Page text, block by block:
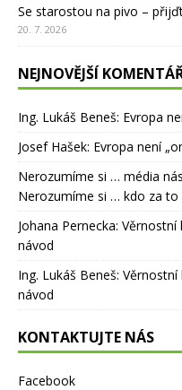
Se starostou na pivo –
20. 7. 2026
NEJNOVĚJŠÍ
Ing. Lukáš Beneš: Evropa
Josef Hašek: Evropa není
Nerozumíme si … média
Nerozumíme si … kdo za to
Johana Pernecka: Věrnostní
návod
Ing. Lukáš Beneš:
návod
KONTAKTUJTE NÁS
Facebook